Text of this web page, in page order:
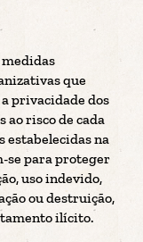
que
privacidade dos
ao risco de cada
estabelecidas na
se para proteger
uso indevido,
ou destruição,
ilícito.